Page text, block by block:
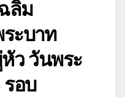
ลิม
ะบาท
ว วันพระ
อบ